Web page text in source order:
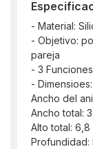
- Material:
- Objetivo:
pareja
- 3
- Dimensioes:
Ancho del
Ancho total:
Alto total: 6,8
Profundidad: